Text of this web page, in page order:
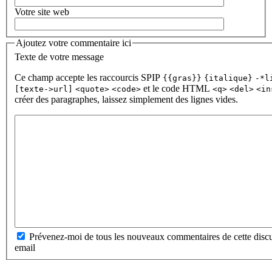
Votre site web
Ajoutez votre commentaire ici
Texte de votre message
Ce champ accepte les raccourcis SPIP {{gras}} {italique} -
[texte->url]
<quote> <code> et le code HTML <q> <del>
créer des paragraphes, laissez simplement des lignes vides.
Prévenez-moi de tous les nouveaux commentaires de cette
email